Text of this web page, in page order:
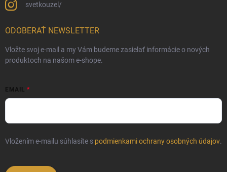
svetkouzel/
ODOBERAŤ NEWSLETTER
Vložte svoj e-mail a my Vám budeme zasielať informácie o nových
produktoch na našom e-shope.
EMAIL
Vložením e-mailu súhlasíte s podmienkami ochrany osobných údajov.